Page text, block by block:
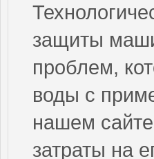
защиты
проблем,
воды с
нашем
затраты на